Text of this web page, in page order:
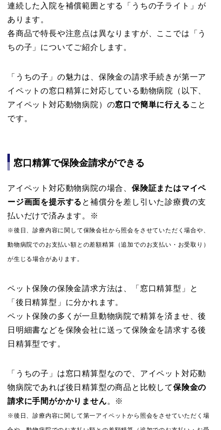
連続した入院を補償範囲とする「うちの子ライト」が
あります。
各商品で特長や注意点は異なりますが、ここでは「う
ちの子」についてご紹介します。
「うちの子」の魅力は、保険金の請求手続きが第一ア
イペットの窓口精算に対応している動物病院（以下、
アイペット対応動物病院）の窓口で簡単に行える こと
です。
窓口精算で保険金請求ができる
アイペット対応動物病院の場合、 保険証またはマイペ
ージ画面を提示する と補償分を差し引いた診療費の支
払いだけで済みます。※
※後日、診療内容に関して保険会社から照会をさせていただく場合や、
動物病院でのお支払い額との差額精算（追加でのお支払い・お受取り）
が生じる場合があります。
ペット保険の保険金請求方法は、「窓口精算型」と
「後日精算型」に分かれます。
ペット保険の多くが一旦動物病院で精算を済ませ、後
日明細書などを保険会社に送って保険金を請求する後
日精算型です。
「うちの子」は窓口精算型なので、アイペット対応動
物病院であれば後日精算型の商品と比較して保険金の
請求に手間がかかりません。※
※後日、診療内容に関して第一アイペットから照会をさせていただく場